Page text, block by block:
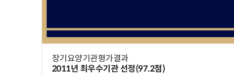
장기요양기관평가결과
2011년 최우수기관 선정(97.2점)